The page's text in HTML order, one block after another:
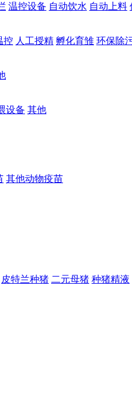
温控设备 自动饮水 自动上料
控 人工授精 孵化育雏 环保除
设备 其他
其他动物疫苗
皮特兰种猪 二元母猪 种猪精液